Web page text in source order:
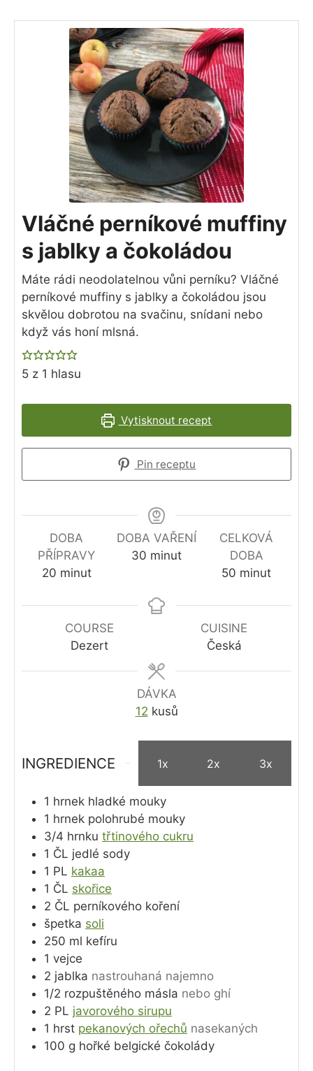
Vláčné perníkové muffiny
s jablky a čokoládou
Máte rádi neodolatelnou vůni perníku? Vláčné
perníkové muffiny s jablky a čokoládou jsou
skvělou dobrotou na svačinu, snídani nebo
když vás honí mlsná.
5 z 1 hlasu
Vytisknout recept
Pin receptu
DOBA
PŘÍPRAVY
20minutes
minut
DOBA VAŘENÍ
30 minutes
minut
CELKOVÁ
DOBA
50 minutes
minut
COURSE
Dezert
CUISINE
Česká
DÁVKA
12 kusů
INGREDIENCE 1x 2x 3x
1 hrnek hladké mouky
1 hrnek polohrubé mouky
3/4 hrnku třtinového cukru
1 ČL jedlé sody
1 PL kakaa
1 ČL skořice
2 ČL perníkového koření
špetka soli
250 ml kefíru
1 vejce
2 jablka nastrouhaná najemno
1/2 rozpuštěného másla nebo ghí
2 PL javorového sirupu
1 hrst pekanových ořechů nasekaných
100 g hořké belgické čokolády